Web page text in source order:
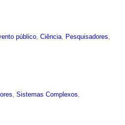
público,Ciência, Pesquisadores,
,Sistemas Complexos,